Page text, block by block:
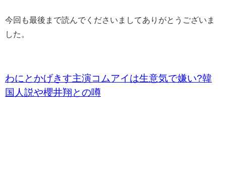
今回も最後まで読んでくださいましてありがとうございま
した。
わにとかげきす主演コムアイは生意気で嫌い?韓
国人説や櫻井翔との噂